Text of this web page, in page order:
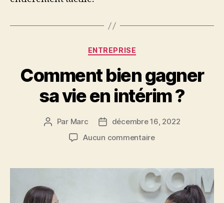
Catégories
ENTREPRISE
Comment bien gagner
sa vie en intérim ?
Auteur
l’article
Par Marc
Datedécembre 16, 2022
Aucun commentairesur
gagner
sa
vie